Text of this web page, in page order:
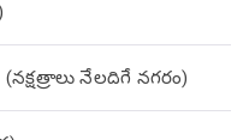
నేలదిగే నగరం)